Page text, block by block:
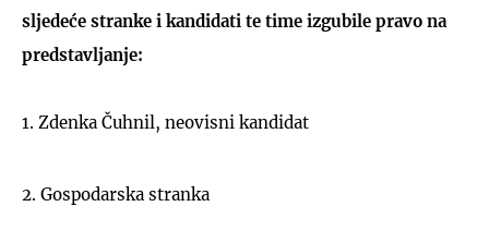
sljedeće stranke i kandidati te time izgubile pravo na
predstavljanje:
1. Zdenka Čuhnil, neovisni kandidat
2. Gospodarska stranka